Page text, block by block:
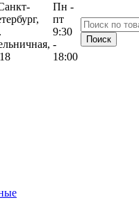
Пн -
пт
9:30
-
18:00